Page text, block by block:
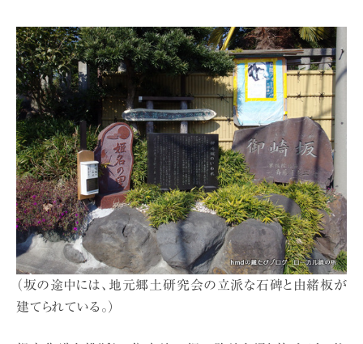
（坂の途中には、地元郷土研究会の立派な石碑と由緒板が
建てられている。）